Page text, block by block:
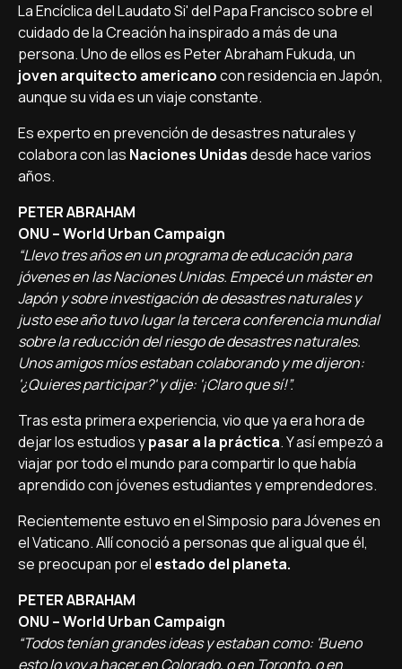
La Encíclica del Laudato Si' del Papa Francisco sobre el
cuidado de la Creación ha inspirado a más de una
persona. Uno de ellos es Peter Abraham Fukuda, un
joven arquitecto americanocon residencia en Japón,
aunque su vida es un viaje constante.
Es experto en prevención de desastres naturales y
colabora con las Naciones Unidasdesde hace varios
años.
PETER ABRAHAM
ONU – World Urban Campaign
“Llevo tres años en un programa de educación para
jóvenes en las Naciones Unidas. Empecé un máster en
Japón y sobre investigación de desastres naturales y
justo ese año tuvo lugar la tercera conferencia mundial
sobre la reducción del riesgo de desastres naturales.
Unos amigos míos estaban colaborando y me dijeron:
'¿Quieres participar?' y dije: '¡Claro que sí!”.
Tras esta primera experiencia, vio que ya era hora de
dejar los estudios ypasar a la práctica. Y así empezó a
viajar por todo el mundo para compartir lo que había
aprendido con jóvenes estudiantes y emprendedores.
Recientemente estuvo en el Simposio para Jóvenes en
el Vaticano. Allí conoció a personas que al igual que él,
se preocupan por el estado del planeta.
PETER ABRAHAM
ONU – World Urban Campaign
“Todos tenían grandes ideas y estaban como: 'Bueno
esto lo voy a hacer en Colorado, o en Toronto, o en